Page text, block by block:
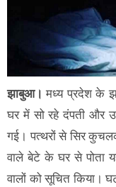
झाबुआ। मध्य प्रदेश के
घर में सो रहे दंपती और
गई। पत्थरों से सिर
वाले बेटे के घर से पोता
वालों को सूचित किया।